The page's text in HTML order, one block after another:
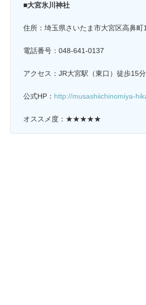
■大宮氷川神社
住所：埼玉県さいたま市大宮区高鼻町
電話番号：048-641-0137
アクセス：JR大宮駅（東口）徒歩15分
公式HP： http://musashiichinomiya-
オススメ度：★★★★★